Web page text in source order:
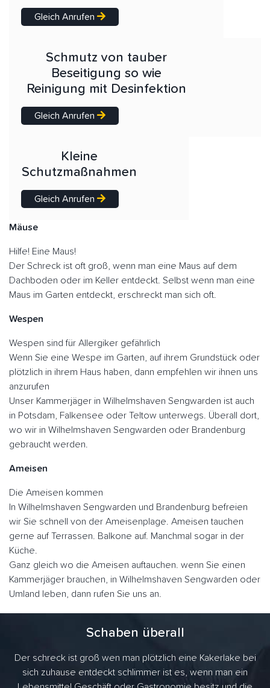
Gleich Anrufen
Schmutz von tauber
Beseitigung so wie
Reinigung mit Desinfektion
Gleich Anrufen
Kleine
Schutzmaßnahmen
Gleich Anrufen
Mäuse
Hilfe! Eine Maus!
Der Schreck ist oft groß, wenn man eine Maus auf dem
Dachboden oder im Keller entdeckt. Selbst wenn man eine
Maus im Garten entdeckt, erschreckt man sich oft.
Wespen
Wespen sind für Allergiker gefährlich
Wenn Sie eine Wespe im Garten, auf ihrem Grundstück oder
plötzlich in ihrem Haus haben, dann empfehlen wir ihnen uns
anzurufen
Unser Kammerjäger in Wilhelmshaven Sengwarden ist auch
in Potsdam, Falkensee oder Teltow unterwegs. Überall dort,
wo wir in Wilhelmshaven Sengwarden oder Brandenburg
gebraucht werden.
Ameisen
Die Ameisen kommen
In Wilhelmshaven Sengwarden und Brandenburg befreien
wir Sie schnell von der Ameisenplage. Ameisen tauchen
gerne auf Terrassen. Balkone auf. Manchmal sogar in der
Küche.
Ganz gleich wo die Ameisen auftauchen. wenn Sie einen
Kammerjäger brauchen, in Wilhelmshaven Sengwarden oder
Umland leben, dann rufen Sie uns an.
Schaben überall
Der schreck ist groß wen man plötzlich eine Kakerlake bei
sich zuhause entdeckt schlimmer ist es, wenn man ein